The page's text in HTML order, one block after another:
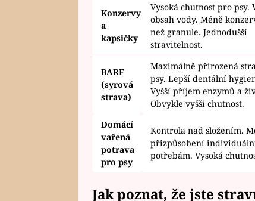
Konzervy
a
kapsičky
Vysoká chutnost pro psy.
obsah vody. Méně
než granule. Jednodušší
stravitelnost.
BARF
(syrová
strava)
Maximálně přirozená
psy. Lepší dentální
Vyšší příjem enzymů a
Obvykle vyšší chutnost.
Domácí
vařená
potrava
pro psy
Kontrola nad složením.
přizpůsobení
potřebám. Vysoká
Jak poznat, že jste